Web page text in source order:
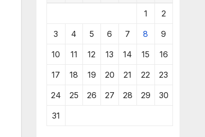
1 2
3 4 5 6 7 8 9
10 11 12 13 14 15 16
17 18 19 20 21 22 23
24 25 26 27 28 29 30
31